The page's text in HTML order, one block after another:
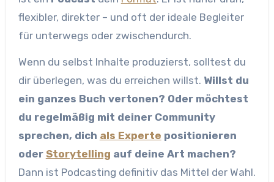
flexibler, direkter – und oft der ideale Begleiter
für unterwegs oder zwischendurch.
Wenn du selbst Inhalte produzierst, solltest du
dir überlegen, was du erreichen willst. Willst du
ein ganzes Buch vertonen? Oder möchtest
du regelmäßig mit deiner Community
sprechen, dich als Experte positionieren
oder Storytelling auf deine Art machen?
Dann ist Podcasting definitiv das Mittel der Wahl.